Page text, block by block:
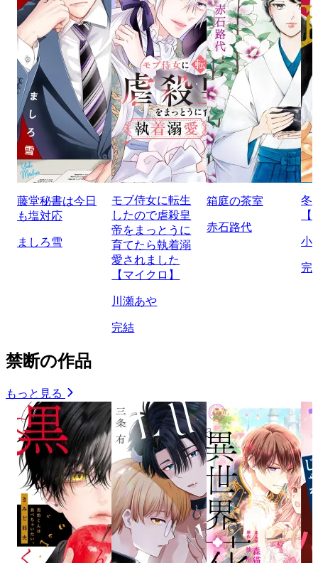
藤堂秘書は今日
も塩対応
ましろ雪
モブ侍女に転生
したので虐殺皇
帝をまっとうに
育てたら執着溺
愛されました
【マイクロ】
川瀬あや
完結
箱庭の茶室
赤石路代
冬
小
完
禁断の作品
もっと見る